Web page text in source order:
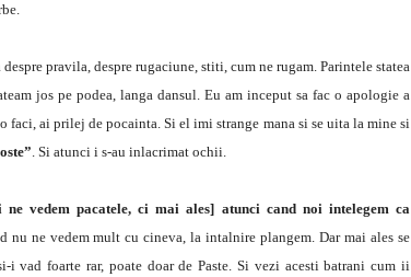
pravila, despre rugaciune, stiti, cum ne rugam. Parintele statea
jos pe podea, langa dansul. Eu am inceput sa fac o apologie a
faci, ai prilej de pocainta. Si el imi strange mana si se uita la mine si
. Si atunci i s-au inlacrimat ochii.
vedem pacatele, ci mai ales] atunci cand noi intelegem ca
nu ne vedem mult cu cineva, la intalnire plangem. Dar mai ales se
vad foarte rar, poate doar de Paste. Si vezi acesti batrani cum ii